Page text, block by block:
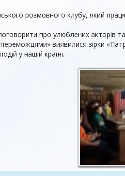
розмовного клубу, який
про улюблених акторів
виявилися зірки
у нашій країні.